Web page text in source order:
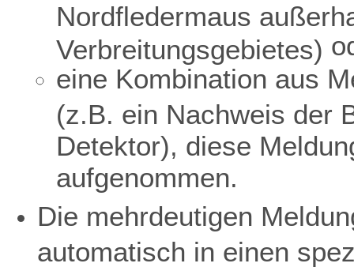
Nordfledermaus
Verbreitungsgebietes)
eine Kombination aus
(z.B. ein Nachweis der
Detektor), diese
aufgenommen.
Die mehrdeutigen
automatisch in einen